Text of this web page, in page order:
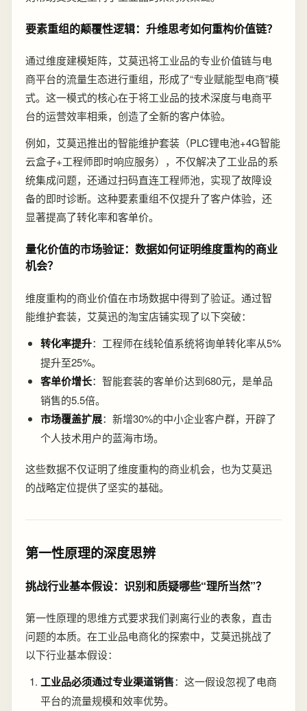
要素重组的颠覆性逻辑：升维思考如何重构价值链？
通过维度建模矩阵，艾莫迅将工业品的专业价值链与电
商平台的流量生态进行重组，形成了“专业赋能型电商”模
式。这一模式的核心在于将工业品的技术深度与电商平
台的运营效率相乘，创造了全新的客户体验。
例如，艾莫迅推出的智能维护套装（PLC锂电池+4G智能
云盒子+工程师即时响应服务），不仅解决了工业品的系
统集成问题，还通过扫码直连工程师池，实现了故障设
备的即时诊断。这种要素重组不仅提升了客户体验，还
显著提高了转化率和客单价。
量化价值的市场验证：数据如何证明维度重构的商业
机会？
维度重构的商业价值在市场数据中得到了验证。通过智
能维护套装，艾莫迅的淘宝店铺实现了以下突破：
转化率提升：工程师在线轮值系统将询单转化率从5%
提升至25%。
客单价增长：智能套装的客单价达到680元，是单品
销售的5.5倍。
市场覆盖扩展：新增30%的中小企业客户群，开辟了
个人技术用户的蓝海市场。
这些数据不仅证明了维度重构的商业机会，也为艾莫迅
的战略定位提供了坚实的基础。
第一性原理的深度思辨
挑战行业基本假设：识别和质疑哪些“理所当然”？
第一性原理的思维方式要求我们剥离行业的表象，直击
问题的本质。在工业品电商化的探索中，艾莫迅挑战了
以下行业基本假设：
工业品必须通过专业渠道销售：这一假设忽视了电商
平台的流量规模和效率优势。